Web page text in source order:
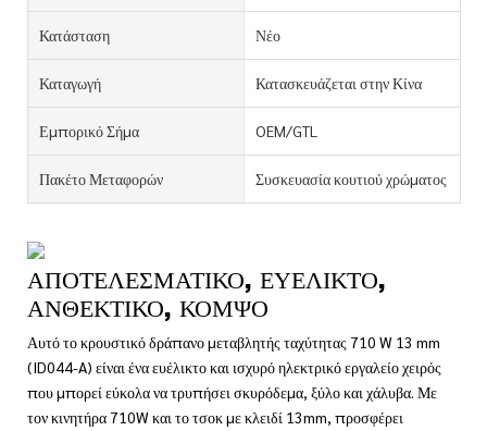
Κατάσταση Νέο
Καταγωγή Κατασκευάζεται στην Κίνα
Εμπορικό Σήμα OEM/GTL
Πακέτο Μεταφορών Συσκευασία κουτιού χρώματος
ΑΠΟΤΕΛΕΣΜΑΤΙΚΌ, ΕΥΈΛΙΚΤΟ,
ΑΝΘΕΚΤΙΚΌ, ΚΟΜΨΌ
Αυτό το κρουστικό δράπανο μεταβλητής ταχύτητας 710 W 13 mm
(ID044-A) είναι ένα ευέλικτο και ισχυρό ηλεκτρικό εργαλείο χειρός
που μπορεί εύκολα να τρυπήσει σκυρόδεμα, ξύλο και χάλυβα. Με
τον κινητήρα 710W και το τσοκ με κλειδί 13mm, προσφέρει